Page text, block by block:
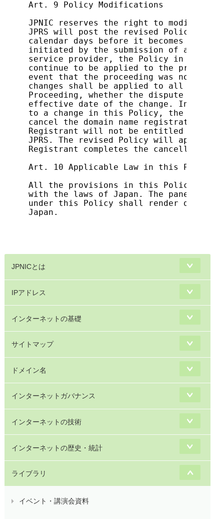
JPNICとは
IPアドレス
インターネットの基礎
サイトマップ
ドメイン名
インターネットガバナンス
インターネットの技術
インターネットの歴史・統計
ライブラリ
イベント・講演会資料